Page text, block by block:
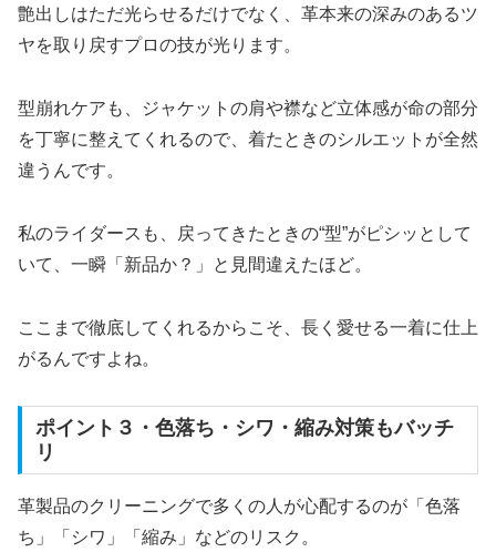
艶出しはただ光らせるだけでなく、革本来の深みのあるツ
ヤを取り戻すプロの技が光ります。
型崩れケアも、ジャケットの肩や襟など立体感が命の部分
を丁寧に整えてくれるので、着たときのシルエットが全然
違うんです。
私のライダースも、戻ってきたときの“型”がピシッとして
いて、一瞬「新品か？」と見間違えたほど。
ここまで徹底してくれるからこそ、長く愛せる一着に仕上
がるんですよね。
ポイント３・色落ち・シワ・縮み対策もバッチ
リ
革製品のクリーニングで多くの人が心配するのが「色落
ち」「シワ」「縮み」などのリスク。